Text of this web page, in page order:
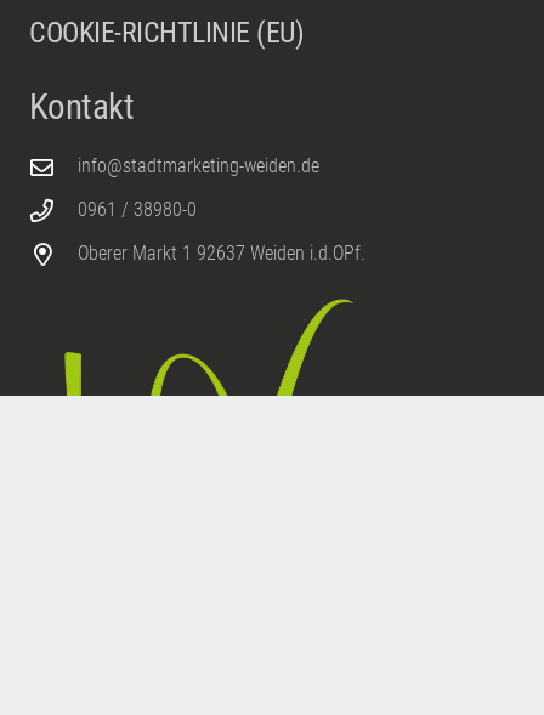
COOKIE-RICHTLINIE (EU)
Kontakt
info@stadtmarketing-weiden.de
0961 / 38980-0
Oberer Markt 1 92637 Weiden i.d.OPf.